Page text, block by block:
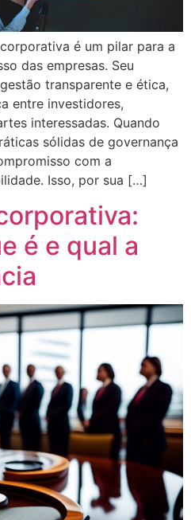
é um pilar para a
das empresas. Seu
transparente e ética,
entre investidores,
interessadas. Quando
sólidas de governança
com a
Isso, por sua […]
é e qual a